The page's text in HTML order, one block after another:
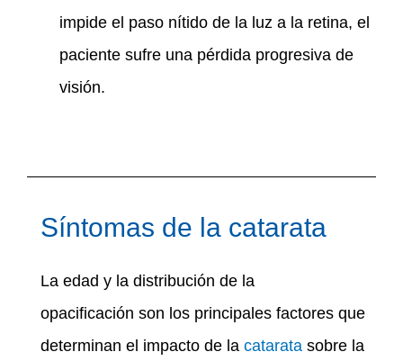
impide el paso nítido de la luz a la retina, el
paciente sufre una pérdida progresiva de
visión.
Síntomas de la catarata
La edad y la distribución de la
opacificación son los principales factores que
determinan el impacto de la catarata sobre la